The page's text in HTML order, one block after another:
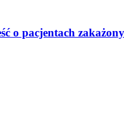
o pacjentach